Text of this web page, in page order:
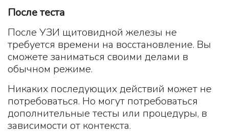
После теста
После УЗИ щитовидной железы не
требуется времени на восстановление. Вы
сможете заниматься своими делами в
обычном режиме.
Никаких последующих действий может не
потребоваться. Но могут потребоваться
дополнительные тесты или процедуры, в
зависимости от контекста.